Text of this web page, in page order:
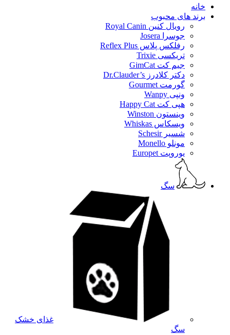
خانه
برند های محبوب
رویال کنین Royal Canin
جوسرا Josera
رفلکس پلاس Reflex Plus
تریکسی Trixie
جیم کت GimCat
دکتر کلادرز Dr.Clauder’s
گورمت Gourmet
ونپی Wanpy
هپی کت Happy Cat
وینستون Winston
ویسکاس Whiskas
شسیر Schesir
مونلو Monello
یوروپت Europet
سگ
غذای خشک
سگ